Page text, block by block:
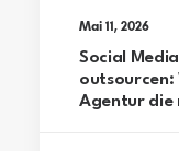
Mai 11, 2026
Social
outsourcen:
Agentur die